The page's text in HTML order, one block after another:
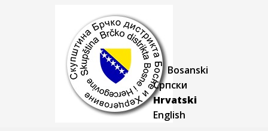
Bosanski
Српски
Hrvatski
English